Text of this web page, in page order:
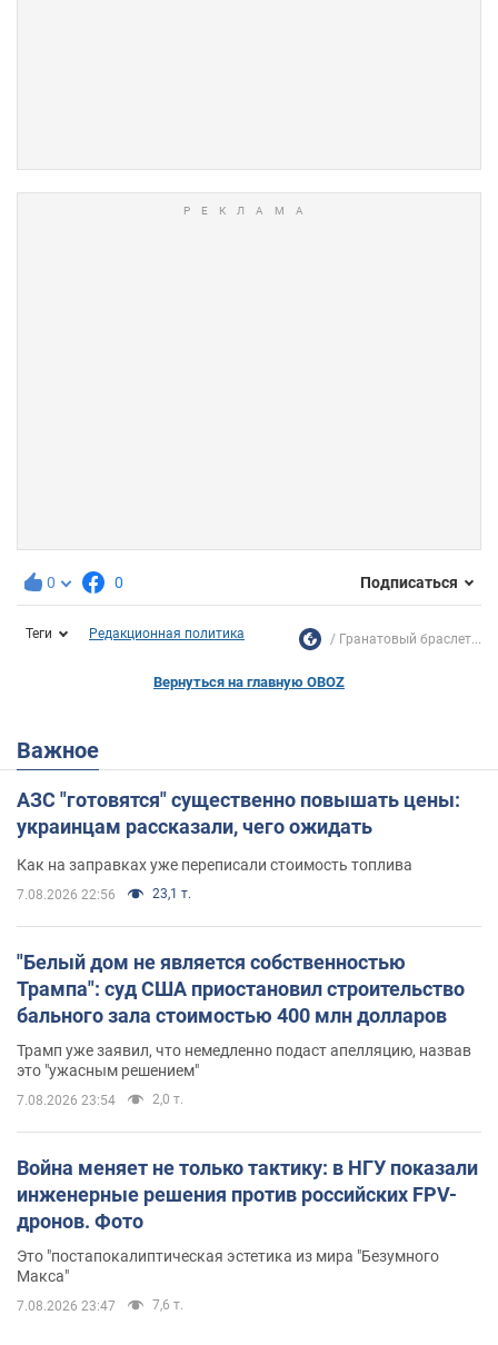
0 0 Подписаться
Теги Редакционная политика Гранатовый браслет...
Вернуться на главную OBOZ
Важное
АЗС "готовятся" существенно повышать цены:
украинцам рассказали, чего ожидать
Как на заправках уже переписали стоимость топлива
7.08.2026 22:56 23,1 т.
"Белый дом не является собственностью
Трампа": суд США приостановил строительство
бального зала стоимостью 400 млн долларов
Трамп уже заявил, что немедленно подаст апелляцию, назвав
это "ужасным решением"
7.08.2026 23:54 2,0 т.
Война меняет не только тактику: в НГУ показали
инженерные решения против российских FPV-
дронов. Фото
Это "постапокалиптическая эстетика из мира "Безумного
Макса"
7.08.2026 23:47 7,6 т.